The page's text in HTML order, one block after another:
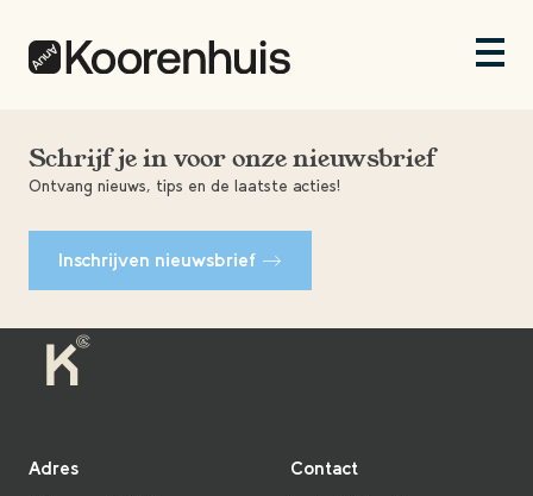
Schrijf je in voor onze nieuwsbrief
Ontvang nieuws, tips en de laatste acties!
Inschrijven nieuwsbrief
Adres
Contact